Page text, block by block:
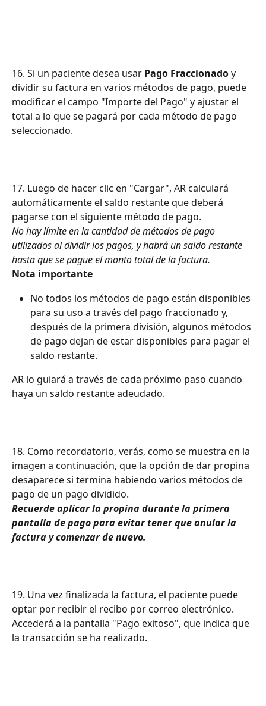
16. Si un paciente desea usar Pago Fraccionado y
dividir su factura en varios métodos de pago, puede
modificar el campo "Importe del Pago" y ajustar el
total a lo que se pagará por cada método de pago
seleccionado.
17. Luego de hacer clic en "Cargar", AR calculará
automáticamente el saldo restante que deberá
pagarse con el siguiente método de pago.
No hay límite en la cantidad de métodos de pago
utilizados al dividir los pagos, y habrá un saldo restante
hasta que se pague el monto total de la factura.
Nota importante
No todos los métodos de pago están disponibles
para su uso a través del pago fraccionado y,
después de la primera división, algunos métodos
de pago dejan de estar disponibles para pagar el
saldo restante.
AR lo guiará a través de cada próximo paso cuando
haya un saldo restante adeudado.
18. Como recordatorio, verás, como se muestra en la
imagen a continuación, que la opción de dar propina
desaparece si termina habiendo varios métodos de
pago de un pago dividido.
Recuerde aplicar la propina durante la primera
pantalla de pago para evitar tener que anular la
factura y comenzar de nuevo.
19. Una vez finalizada la factura, el paciente puede
optar por recibir el recibo por correo electrónico.
Accederá a la pantalla "Pago exitoso", que indica que
la transacción se ha realizado.